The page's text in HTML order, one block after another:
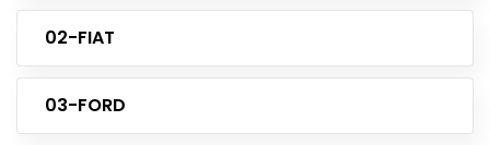
02-FIAT
03-FORD